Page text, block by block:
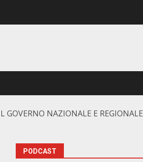
GOVERNO NAZIONALE E REGIONALE
PODCAST